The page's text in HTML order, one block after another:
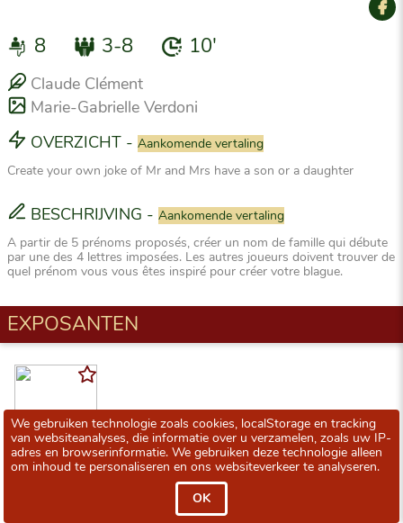
8 3-8 10'
Claude Clément
Marie-Gabrielle Verdoni
OVERZICHT - Aankomende vertaling
Create your own joke of Mr and Mrs have a son or a daughter
BESCHRIJVING - Aankomende vertaling
A partir de 5 prénoms proposés, créer un nom de famille qui débute
par une des 4 lettres imposées. Les autres joueurs doivent trouver de
quel prénom vous vous êtes inspiré pour créer votre blague.
EXPOSANTEN
Flip Flap Editions
We gebruiken technologie zoals cookies, localStorage en tracking
van websiteanalyses, die informatie over u verzamelen, zoals uw IP-
adres en browserinformatie. We gebruiken deze technologie alleen
om inhoud te personaliseren en ons websiteverkeer te analyseren.
OK